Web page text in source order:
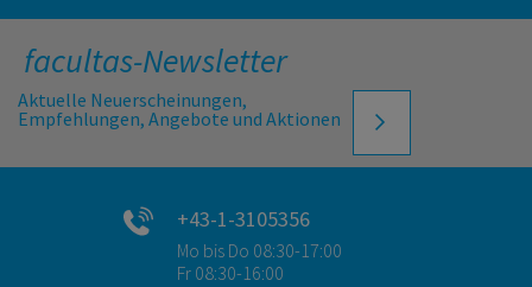
facultas-Newsletter
Aktuelle Neuerscheinungen,
Empfehlungen, Angebote und Aktionen
+43-1-3105356
Mo bis Do 08:30-17:00
Fr 08:30-16:00